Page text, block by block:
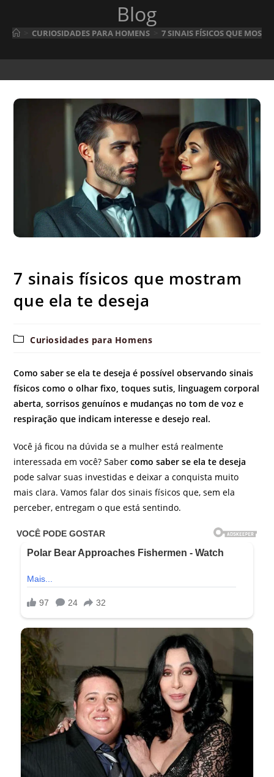
Blog
CURIOSIDADES PARA HOMENS 7 SINAIS FÍSICOS QUE
7 sinais físicos que mostram
que ela te deseja
Categoria
Curiosidades para Homens
Como saber se ela te deseja é possível observando sinais
físicos como o olhar fixo, toques sutis, linguagem corporal
aberta, sorrisos genuínos e mudanças no tom de voz e
respiração que indicam interesse e desejo real.
Você já ficou na dúvida se a mulher está realmente
interessada em você? Sabercomo saber se ela te deseja
pode salvar suas investidas e deixar a conquista muito
mais clara. Vamos falar dos sinais físicos que, sem ela
perceber, entregam o que está sentindo.